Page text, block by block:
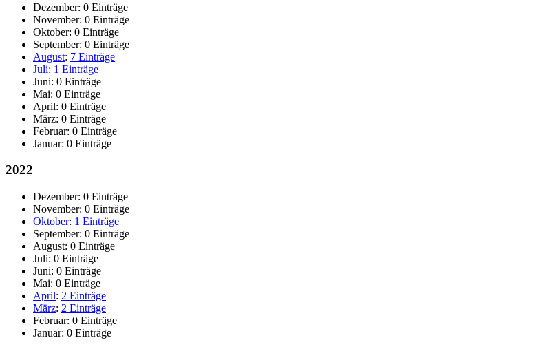
Dezember: 0 Einträge
November: 0 Einträge
Oktober: 0 Einträge
September: 0 Einträge
August: 7 Einträge
Juli: 1 Einträge
Juni: 0 Einträge
Mai: 0 Einträge
April: 0 Einträge
März: 0 Einträge
Februar: 0 Einträge
Januar: 0 Einträge
2022
Dezember: 0 Einträge
November: 0 Einträge
Oktober: 1 Einträge
September: 0 Einträge
August: 0 Einträge
Juli: 0 Einträge
Juni: 0 Einträge
Mai: 0 Einträge
April: 2 Einträge
März: 2 Einträge
Februar: 0 Einträge
Januar: 0 Einträge